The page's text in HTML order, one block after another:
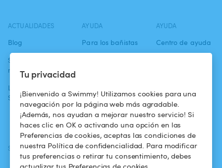
Tu privacidad
¡Bienvenido a Swimmy! Utilizamos cookies para una
navegación por la página web más agradable.
¡Además, nos ayudan a mejorar nuestro servicio! Si
haces clic en OK o activando una opción en las
Preferencias de cookies, aceptas las condiciones de
nuestra Política de confidencialidad. Para modificar
tus preferencias o retirar tu consentimiento, debes
actualizar tus Preferencias de cookies.
ACTUALIDADES
Blog
Swimmy en los
medios
La aventura
Swimmy
AYUDA
Para los bañistas
piscina
¿Cómo funciona?
AYUDA
Centro de ayuda
confidencialidad
Aviso legal
SÍGUENOS
Facebook
DESCARGAR LA APP